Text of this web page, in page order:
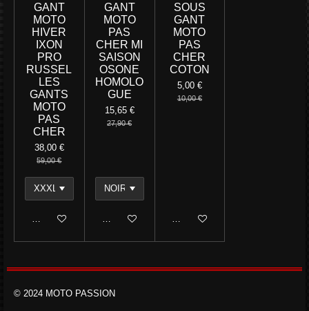
GANT
MOTO
HIVER
IXON
PRO
RUSSEL
LES
GANTS
MOTO
PAS
CHER
38,00 €
59,00 €
Ajouter au panier
GANT
MOTO
PAS
CHER MI
SAISON
OSONE
HOMOLO
GUE
15,65 €
27,90 €
Ajouter au panier
SOUS
GANT
MOTO
PAS
CHER
COTON
5,00 €
10,00 €
Ajouter au panier
© 2024 MOTO PASSION